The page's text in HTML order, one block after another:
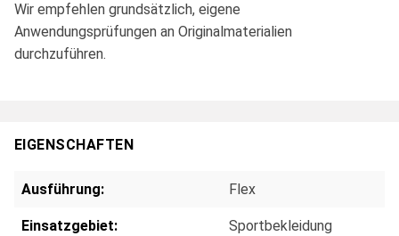
Wir empfehlen grundsätzlich, eigene
Anwendungsprüfungen an Originalmaterialien
durchzuführen.
EIGENSCHAFTEN
Ausführung: Flex
Einsatzgebiet: Sportbekleidung